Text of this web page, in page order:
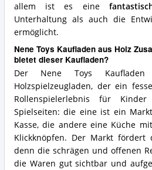
allem ist es eine
Unterhaltung als auch die
ermöglicht.
Nene Toys Kaufladen aus Holz
bietet dieser Kaufladen?
Der Nene Toys
Holzspielzeugladen, der ein
Rollenspielerlebnis für
Spielseiten: die eine ist ein
Kasse, die andere eine Küche
Klickknöpfen. Der Markt fördert
denn die schrägen und offenen
die Waren gut sichtbar und